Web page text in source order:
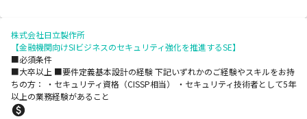
株式会社日立製作所
【金融機関向けSIビジネスのセキュリティ強化を推進するSE】
■必須条件
■大卒以上 ■要件定義基本設計の経験 下記いずれかのご経験やスキルをお持
ちの方： ・セキュリティ資格（CISSP相当） ・セキュリティ技術者として5年
以上の業務経験があること